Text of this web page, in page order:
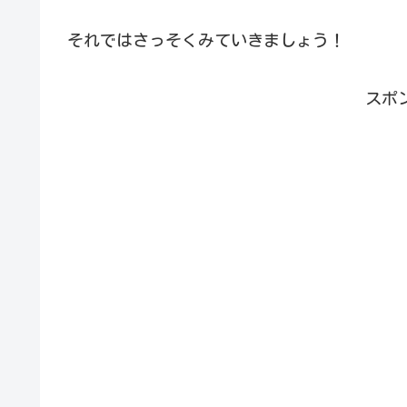
それではさっそくみていきましょう！
スポ